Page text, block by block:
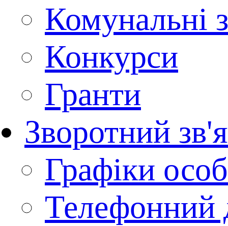
Комунальні
Конкурси
Гранти
Зворотний
Графіки
Телефонний